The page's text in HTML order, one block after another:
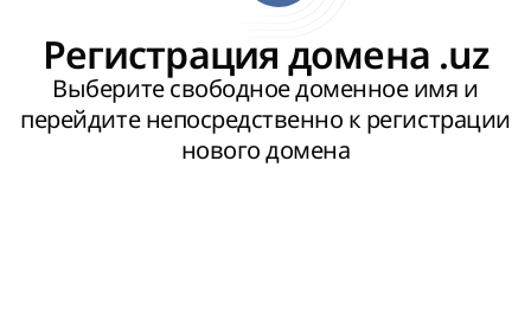
Регистрация домена .uz
Выберите свободное доменное имя и
перейдите непосредственно к регистрации
нового домена